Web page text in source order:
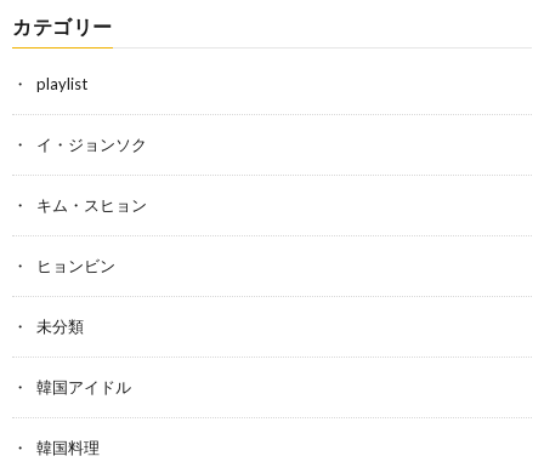
カテゴリー
playlist
イ・ジョンソク
キム・スヒョン
ヒョンビン
未分類
韓国アイドル
韓国料理